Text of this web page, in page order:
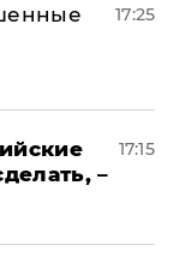
17:25
–
17:15